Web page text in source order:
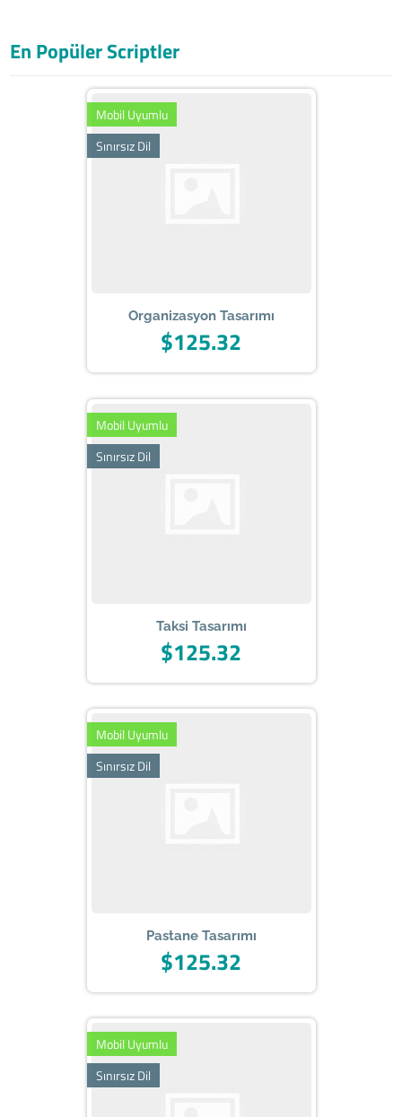
En Popüler Scriptler
Mobil Uyumlu
Sınırsız Dil
Organizasyon Tasarımı
$125.32
Mobil Uyumlu
Sınırsız Dil
Taksi Tasarımı
$125.32
Mobil Uyumlu
Sınırsız Dil
Pastane Tasarımı
$125.32
Mobil Uyumlu
Sınırsız Dil